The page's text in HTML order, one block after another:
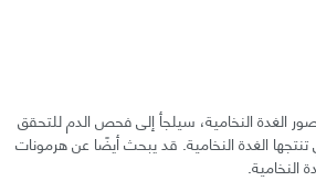
الغدة النخامية، سيلجأ إلى فحص الدم للتحقق
الغدة النخامية. قد يبحث أيضًا عن هرمونات
النخامية.